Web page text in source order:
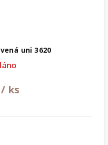
uni 3620
/ ks